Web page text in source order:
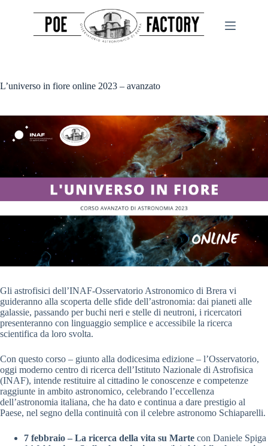
L’universo in fiore online 2023 – avanzato
Gli astrofisici dell’INAF-Osservatorio Astronomico di Brera vi
guideranno alla scoperta delle sfide dell’astronomia: dai pianeti alle
galassie, passando per buchi neri e stelle di neutroni, i ricercatori
presenteranno con linguaggio semplice e accessibile la ricerca
scientifica da loro svolta.
Con questo corso – giunto alla dodicesima edizione – l’Osservatorio,
oggi moderno centro di ricerca dell’Istituto Nazionale di Astrofisica
(INAF), intende restituire al cittadino le conoscenze e competenze
raggiunte in ambito astronomico, celebrando l’eccellenza
dell’astronomia italiana, che ha dato e continua a dare prestigio al
Paese, nel segno della continuità con il celebre astronomo Schiaparelli.
7 febbraio – La ricerca della vita su Marte con Daniele Spiga